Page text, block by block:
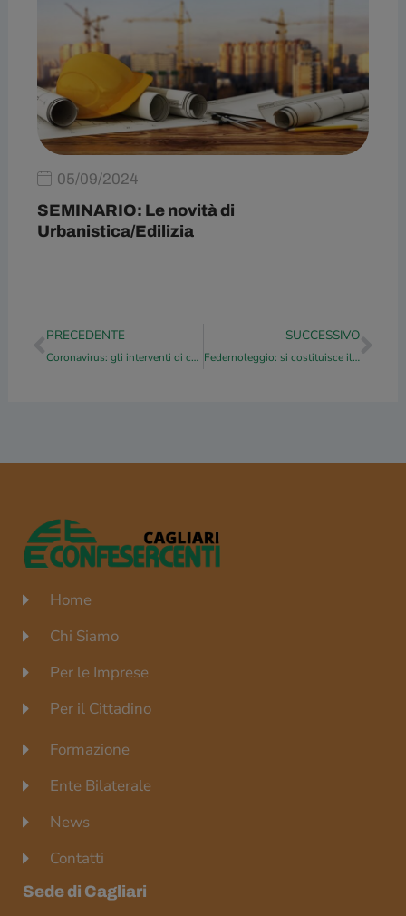
05/09/2024
SEMINARIO: Le novità di
Urbanistica/Edilizia
Precedente
PRECEDENTE
Coronavirus: gli interventi di carattere fiscale
SUCCESSIVO
Federnoleggio: si costituisce il Coordinamento Calabria Area Nord
Home
Chi Siamo
Per le Imprese
Per il Cittadino
Formazione
Ente Bilaterale
News
Contatti
Sede di Cagliari